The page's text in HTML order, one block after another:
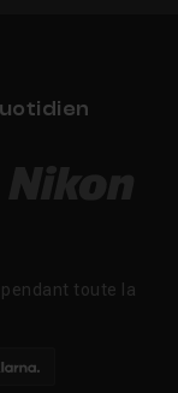
toute la